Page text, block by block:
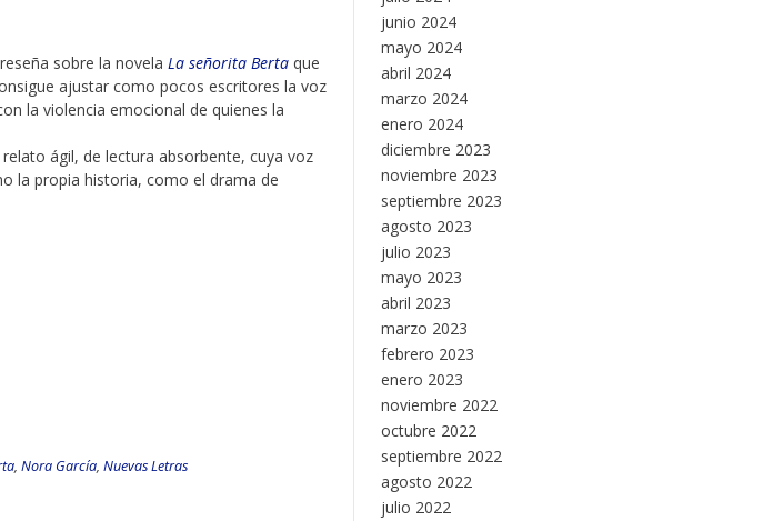
sobre la novela La señorita Berta que
ajustar como pocos escritores la voz
la violencia emocional de quienes la
ágil, de lectura absorbente, cuya voz
la propia historia, como el drama de
, Nora García, Nuevas Letras
junio 2024
mayo 2024
abril 2024
marzo 2024
enero 2024
diciembre 2023
noviembre 2023
septiembre 2023
agosto 2023
julio 2023
mayo 2023
abril 2023
marzo 2023
febrero 2023
enero 2023
noviembre 2022
octubre 2022
septiembre 2022
agosto 2022
julio 2022